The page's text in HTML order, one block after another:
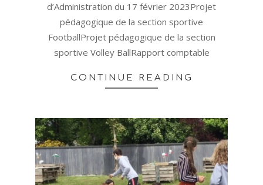
d’Administration du 17 février 2023Projet
pédagogique de la section sportive
FootballProjet pédagogique de la section
sportive Volley BallRapport comptable
CONTINUE READING